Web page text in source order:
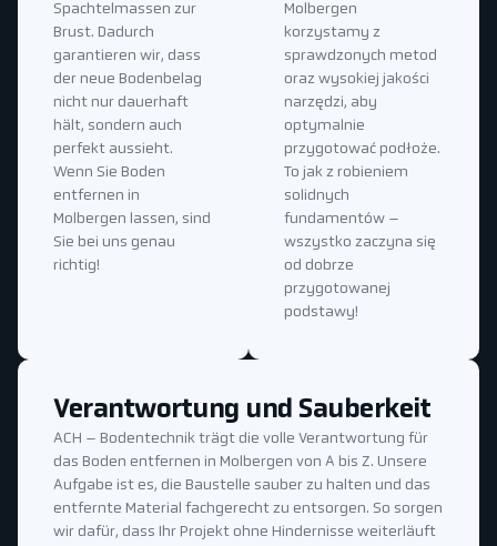
Molbergen
korzystamy z
sprawdzonych metod
oraz wysokiej jakości
narzędzi, aby
optymalnie
przygotować podłoże.
To jak z robieniem
solidnych
fundamentów –
wszystko zaczyna się
od dobrze
przygotowanej
podstawy!
Spachtelmassen zur
Brust. Dadurch
garantieren wir, dass
der neue Bodenbelag
nicht nur dauerhaft
hält, sondern auch
perfekt aussieht.
Wenn Sie Boden
entfernen in
Molbergen lassen, sind
Sie bei uns genau
richtig!
Verantwortung und Sauberkeit
ACH – Bodentechnik trägt die volle Verantwortung für
das Boden entfernen in Molbergen von A bis Z. Unsere
Aufgabe ist es, die Baustelle sauber zu halten und das
entfernte Material fachgerecht zu entsorgen. So sorgen
wir dafür, dass Ihr Projekt ohne Hindernisse weiterläuft